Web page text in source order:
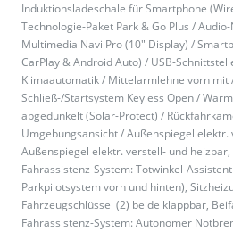
Induktionsladeschale für Smartphone
Technologie-Paket Park & Go Plus /
Multimedia Navi Pro (10" Display) /
CarPlay & Android Auto) / USB-
Klimaautomatik / Mittelarmlehne vorn mit
Schließ-/Startsystem Keyless Open /
abgedunkelt (Solar-Protect) /
Umgebungsansicht / Außenspiegel
Außenspiegel elektr. verstell- und
Fahrassistenz-System: Totwinkel-
Parkpilotsystem vorn und hinten),
Fahrzeugschlüssel (2) beide klappbar,
Fahrassistenz-System: Autonomer